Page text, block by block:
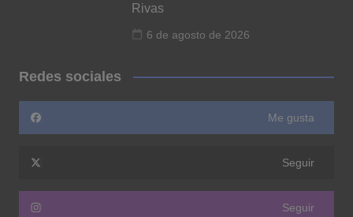
Rivas
6 de agosto de 2026
Redes sociales
Me gusta
Seguir
Seguir